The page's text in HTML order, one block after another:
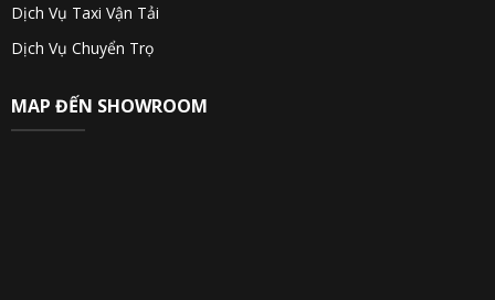
Dịch Vụ Taxi Vận Tải
Dịch Vụ Chuyển Trọ
MAP ĐẾN SHOWROOM